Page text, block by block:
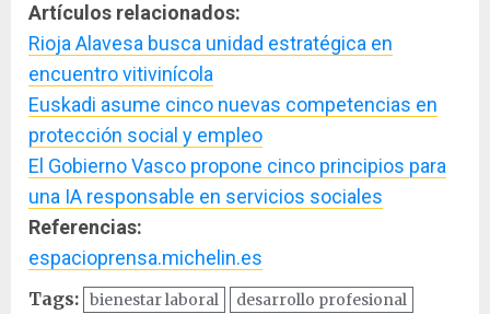
Artículos relacionados:
Rioja Alavesa busca unidad estratégica en
encuentro vitivinícola
Euskadi asume cinco nuevas competencias en
protección social y empleo
El Gobierno Vasco propone cinco principios para
una IA responsable en servicios sociales
Referencias:
espacioprensa.michelin.es
Tags: bienestar laboral
desarrollo profesional